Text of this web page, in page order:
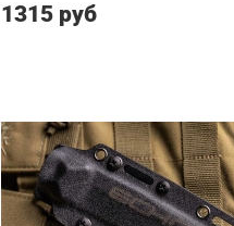
1315 руб